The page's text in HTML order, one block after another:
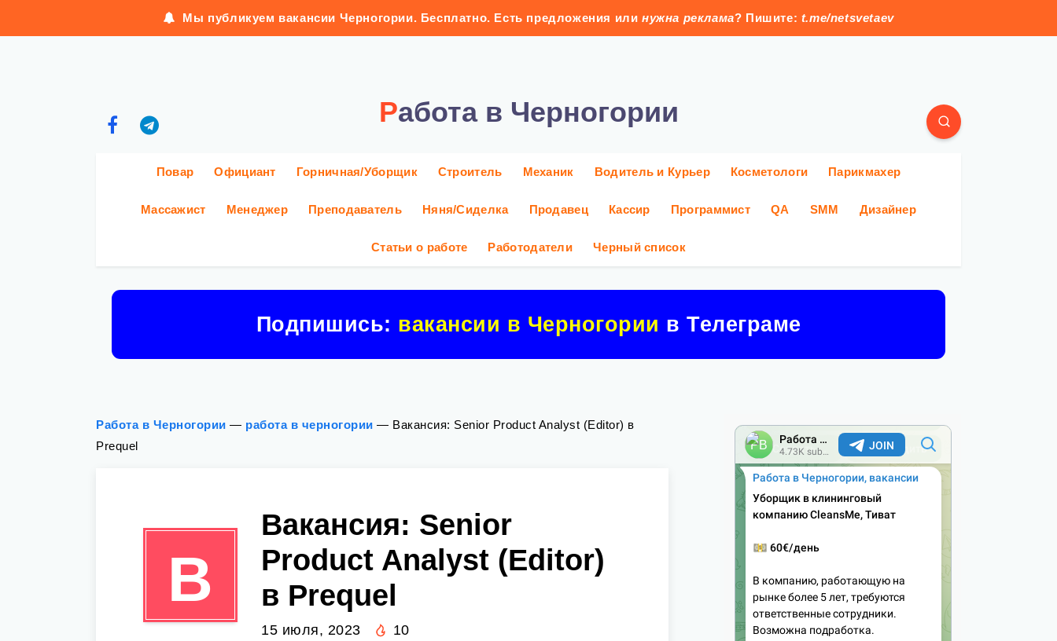
Мы публикуем вакансии Черногории. Бесплатно. Есть предложения или нужна реклама? Пишите: t.me/netsvetaev
Работа в Черногории
Повар Официант Горничная/Уборщик Строитель Механик Водитель и Курьер Косметологи Парикмахер
Массажист Менеджер Преподаватель Няня/Сиделка Продавец Кассир Программист QA SMM Дизайнер
Статьи о работе Работодатели Черный список
Подпишись: вакансии в Черногории в Телеграме
Работа в Черногории — работа в черногории — Вакансия: Senior Product Analyst (Editor) в
Prequel
В
Вакансия: Senior
Product Analyst (Editor)
в Prequel
15 июля, 2023 10